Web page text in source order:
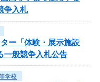
争入札
ー「体験・展示施設
一般競争入札公告
学校